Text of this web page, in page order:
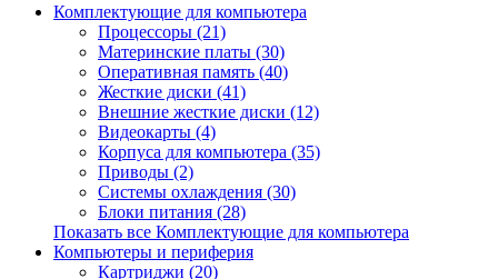
Комплектующие для компьютера
Процессоры (21)
Материнские платы (30)
Оперативная память (40)
Жесткие диски (41)
Внешние жесткие диски (12)
Видеокарты (4)
Корпуса для компьютера (35)
Приводы (2)
Системы охлаждения (30)
Блоки питания (28)
Показать все Комплектующие для компьютера
Компьютеры и периферия
Картриджи (20)